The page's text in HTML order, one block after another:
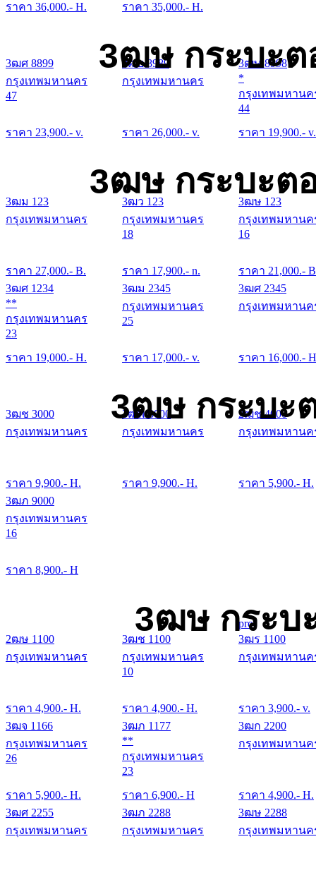
ราคา 36,000.- H. ราคา 35,000.- H.
3ฒษ กระบะต
3ฒศ 8899
กรุงเทพมหานคร
47
ราคา 23,900.- v.
3ฒย 8989
กรุงเทพมหานคร
ราคา 26,000.- v.
3ฒษ 8998
*
กรุงเทพมหานค
44
ราคา 19,900.- v.
3ฒษ กระบะต
3ฒม 123
กรุงเทพมหานคร
ราคา 27,000.- B.
3ฒว 123
กรุงเทพมหานคร
18
ราคา 17,900.- n.
3ฒษ 123
กรุงเทพมหานค
16
ราคา 21,000.-
3ฒศ 1234
**
กรุงเทพมหานคร
23
ราคา 19,000.- H.
3ฒม 2345
กรุงเทพมหานคร
25
ราคา 17,000.- v.
3ฒศ 2345
กรุงเทพมหานค
ราคา 16,000.-
3ฒษ กระบะ
3ฒช 3000
กรุงเทพมหานคร
ราคา 9,900.- H.
3ฒพ 3000
กรุงเทพมหานคร
ราคา 9,900.- H.
2ฒช 4000
กรุงเทพมหานค
ราคา 5,900.- H.
3ฒภ 9000
กรุงเทพมหานคร
16
ราคา 8,900.- H
3ฒษ กระบ
2ฒษ 1100
กรุงเทพมหานคร
ราคา 4,900.- H.
3ฒช 1100
กรุงเทพมหานคร
10
ราคา 4,900.- H.
pro
3ฒร 1100
กรุงเทพมหานค
ราคา 3,900.- v.
3ฒจ 1166
กรุงเทพมหานคร
26
ราคา 5,900.- H.
3ฒภ 1177
**
กรุงเทพมหานคร
23
ราคา 6,900.- H
3ฒก 2200
กรุงเทพมหานค
ราคา 4,900.- H.
3ฒศ 2255
กรุงเทพมหานคร
3ฒภ 2288
กรุงเทพมหานคร
3ฒษ 2288
กรุงเทพมหานค